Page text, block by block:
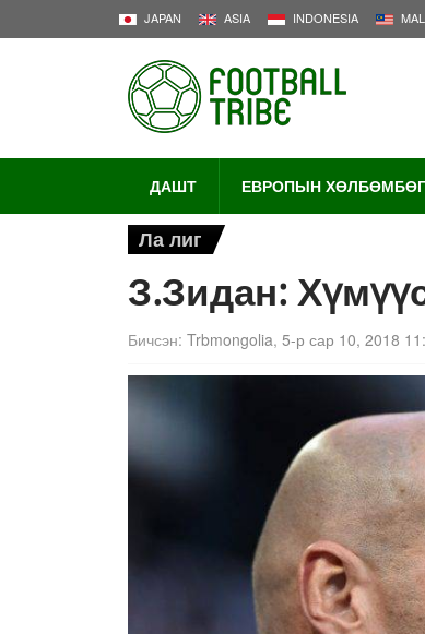
JAPAN ASIA INDONESIA
ДАШТ ЕВРОПЫН ХӨЛБӨМБӨГ
Ла лиг
З.Зидан:
Бичсэн: Trbmongolia, 5-р сар 10, 2018